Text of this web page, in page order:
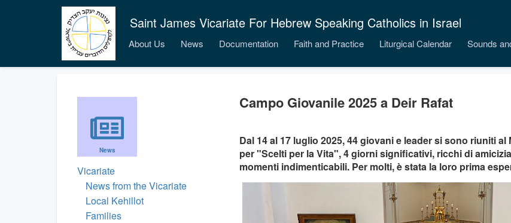
Saint James Vicariate For Hebrew Speaking Catholics in Israel
About Us News Documentation Faith and Practice Liturgical Calendar Sounds
News
Vicariate
News from the Vicariate
Local Kehillot
Families
Campo Giovanile 2025 a Deir Rafat
Dal 14 al 17 luglio 2025, 44 giovani e leader si sono riuniti
per "Scelti per la Vita", 4 giorni significativi, ricchi di
momenti indimenticabili. Per molti, è stata la loro prima